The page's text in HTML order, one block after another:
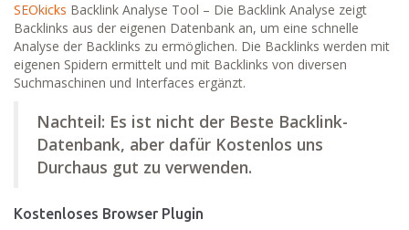
SEOkicks Backlink Analyse Tool – Die Backlink Analyse zeigt
Backlinks aus der eigenen Datenbank an, um eine schnelle
Analyse der Backlinks zu ermöglichen. Die Backlinks werden mit
eigenen Spidern ermittelt und mit Backlinks von diversen
Suchmaschinen und Interfaces ergänzt.
Nachteil: Es ist nicht der Beste Backlink-
Datenbank, aber dafür Kostenlos uns
Durchaus gut zu verwenden.
Kostenloses Browser Plugin